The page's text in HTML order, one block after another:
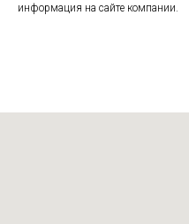
информация на сайте компании.